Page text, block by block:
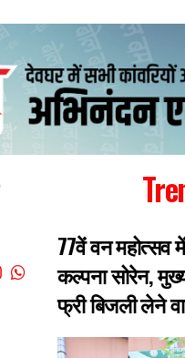
77वें वन महोत्सव
कल्पना सोरेन,
फ्री बिजली लेने